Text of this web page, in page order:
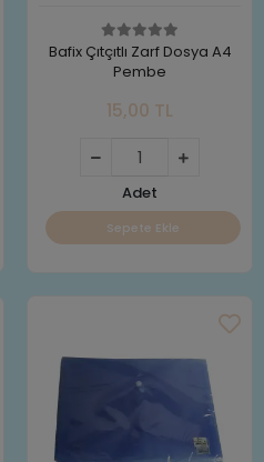
Bafix Çıtçıtlı Zarf Dosya A4
Pembe
15,00 TL
Adet
Sepete Ekle